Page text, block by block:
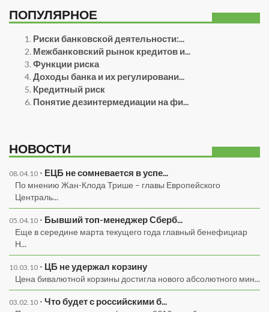
ПОПУЛЯРНОЕ
Риски банковской деятельности:...
Межбанковский рынок кредитов и...
Функции риска
Доходы банка и их регулировани...
Кредитный риск
Понятие дезинтермедиации на фи...
НОВОСТИ
08.04.10 ⋅ ЕЦБ не сомневается в успе...
По мнению Жан-Клода Трише – главы Европейского
Централь...
05.04.10 ⋅ Бывший топ-менеджер Сберб...
Еще в середине марта текущего года главный бенефициар
Н...
10.03.10 ⋅ ЦБ не удержал корзину
Цена бивалютной корзины достигла нового абсолютного мин...
03.02.10 ⋅ Что будет с российскими б...